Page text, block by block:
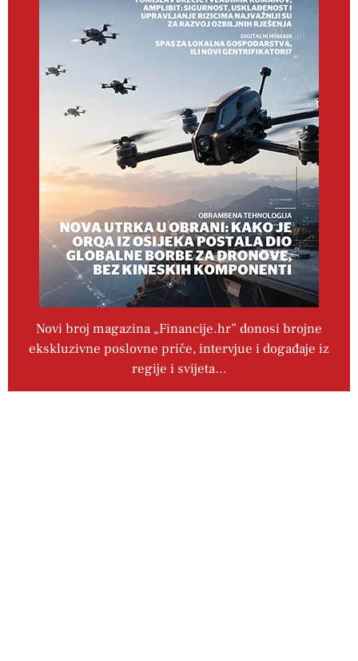
Novi broj magazina „Financije.hr” donosi brojne
ekskluzivne poslovne priče, intervjue i događaje iz
regije i svijeta…